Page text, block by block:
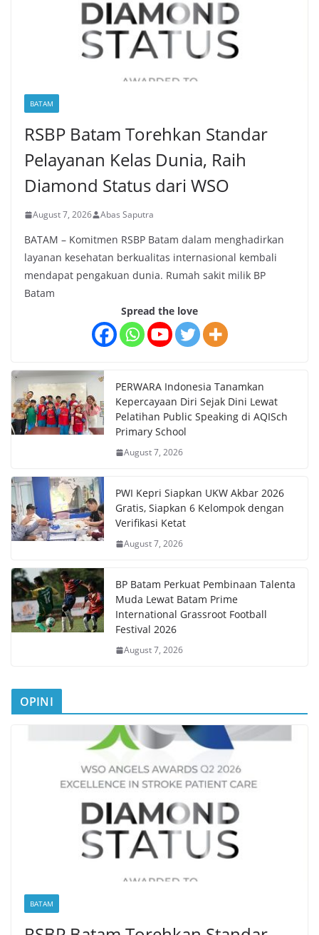
BATAM
RSBP Batam Torehkan Standar
Pelayanan Kelas Dunia, Raih
Diamond Status dari WSO
August 7, 2026 Abas Saputra
BATAM – Komitmen RSBP Batam dalam menghadirkan
layanan kesehatan berkualitas internasional kembali
mendapat pengakuan dunia. Rumah sakit milik BP
Batam
Spread the love
PERWARA Indonesia Tanamkan
Kepercayaan Diri Sejak Dini Lewat
Pelatihan Public Speaking di AQISch
Primary School
August 7, 2026
PWI Kepri Siapkan UKW Akbar 2026
Gratis, Siapkan 6 Kelompok dengan
Verifikasi Ketat
August 7, 2026
BP Batam Perkuat Pembinaan Talenta
Muda Lewat Batam Prime
International Grassroot Football
Festival 2026
August 7, 2026
OPINI
BATAM